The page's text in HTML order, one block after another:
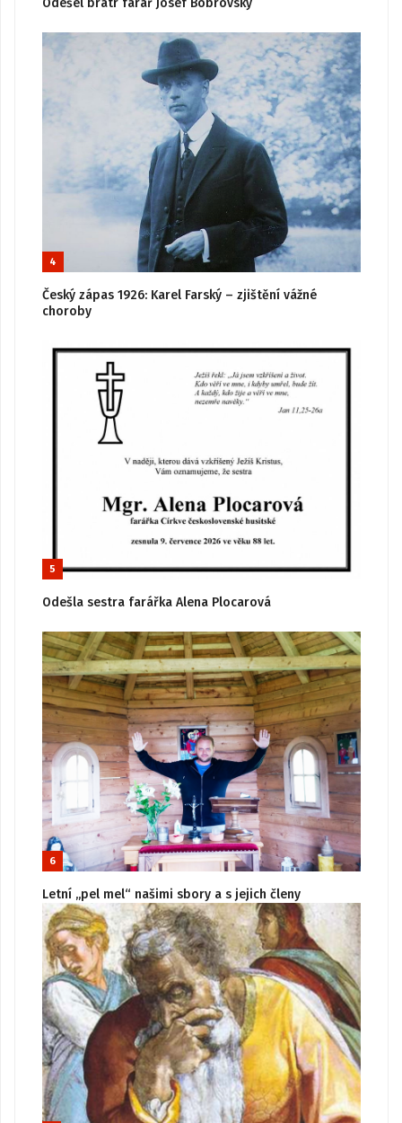
Odešel bratr farář Josef Bobrovský
4
Český zápas 1926: Karel Farský – zjištění vážné
choroby
5
Odešla sestra farářka Alena Plocarová
6
Letní „pel mel“ našimi sbory a s jejich členy